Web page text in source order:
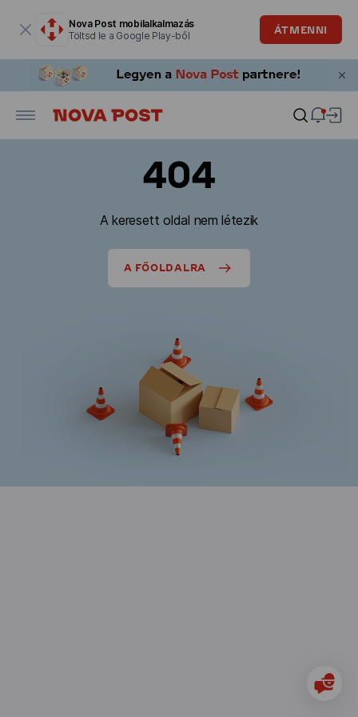
Nova Post mobilalkalmazás
Töltsd le a Google Play-ből
ÁTMENNI
404
A keresett oldal nem létezik
A FŐOLDALRA